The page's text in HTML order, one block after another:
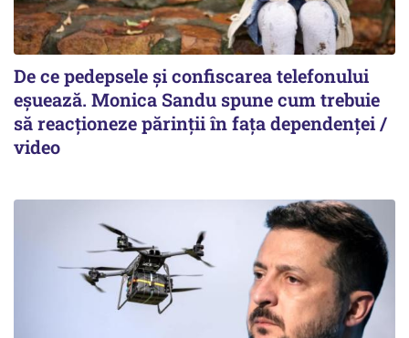
De ce pedepsele și confiscarea telefonului
eșuează. Monica Sandu spune cum trebuie
să reacționeze părinții în fața dependenței /
video